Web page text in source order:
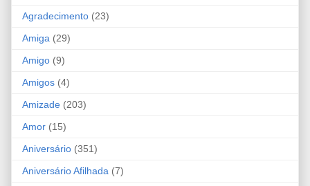
Agradecimento (23)
Amiga (29)
Amigo (9)
Amigos (4)
Amizade (203)
Amor (15)
Aniversário (351)
Aniversário Afilhada (7)